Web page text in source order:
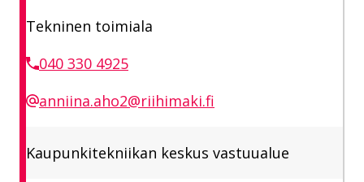
Tekninen toimiala
040 330 4925
anniina.aho2@riihimaki.fi
Kaupunkitekniikan keskus vastuualue